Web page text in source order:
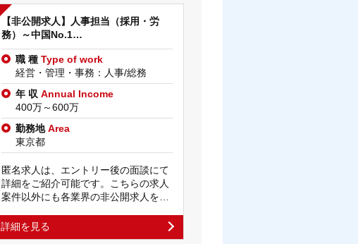
【非公開求人】人事担当（採用・労
務）～中国No.1…
職 種 Type of work
経営・管理・事務：人事/総務
年 収 Annual Income
400万～600万
勤務地Area
東京都
匿名求人は、エントリー後の面談にて
詳細をご紹介可能です。こちらの求人
案件以外にも各業界の非公開求人を…
詳細を見る